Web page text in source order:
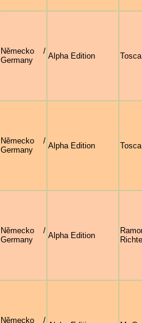
Německo /
Germany
Alpha Edition
Německo /
Germany
Alpha Edition
Německo /
Germany
Alpha Edition
Německo /